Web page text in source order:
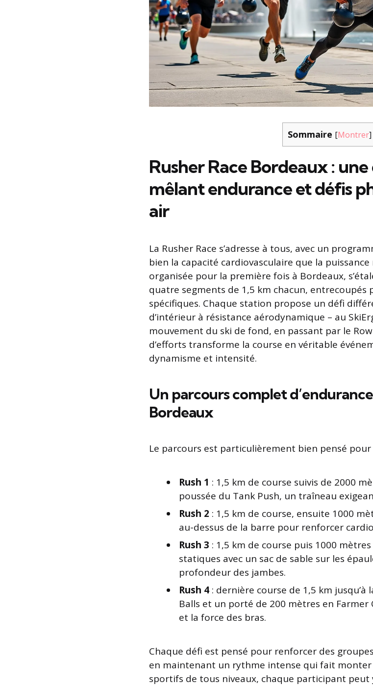
Sommaire [Montrer]
Rusher Race Bordeaux :
mêlant endurance et défis
air
La Rusher Race s’adresse à tous, avec un
bien la capacité cardiovasculaire que la
organisée pour la première fois à Bordeaux,
quatre segments de 1,5 km chacun, entrecoupés
spécifiques. Chaque station propose un défi
d’intérieur à résistance aérodynamique – au
mouvement du ski de fond, en passant par le
d’efforts transforme la course en véritable
dynamisme et intensité.
Un parcours complet
Bordeaux
Le parcours est particulièrement bien pensé
Rush 1 : 1,5 km de course suivis de 2000
poussée du Tank Push, un traîneau
Rush 2 : 1,5 km de course, ensuite 1000
au-dessus de la barre pour renforcer
Rush 3 : 1,5 km de course puis 1000
statiques avec un sac de sable sur les
profondeur des jambes.
Rush 4 : dernière course de 1,5 km
Balls et un porté de 200 mètres en Farmer
et la force des bras.
Chaque défi est pensé pour renforcer des
en maintenant un rythme intense qui fait monter
sportifs de tous niveaux, chaque participant